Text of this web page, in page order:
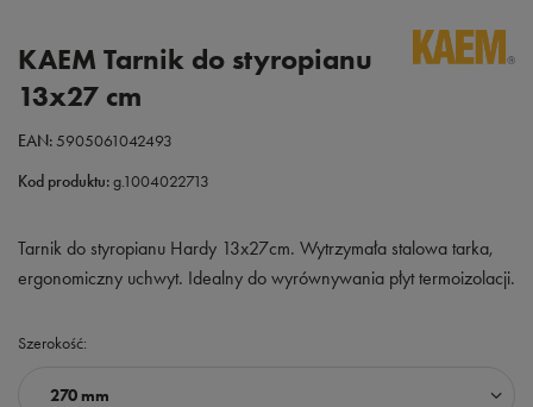
KAEM Tarnik do styropianu
13x27 cm
EAN:5905061042493
Kod produktu:g.1004022713
Tarnik do styropianu Hardy 13x27cm. Wytrzymała stalowa tarka,
ergonomiczny uchwyt. Idealny do wyrównywania płyt termoizolacji.
Szerokość
270 mm